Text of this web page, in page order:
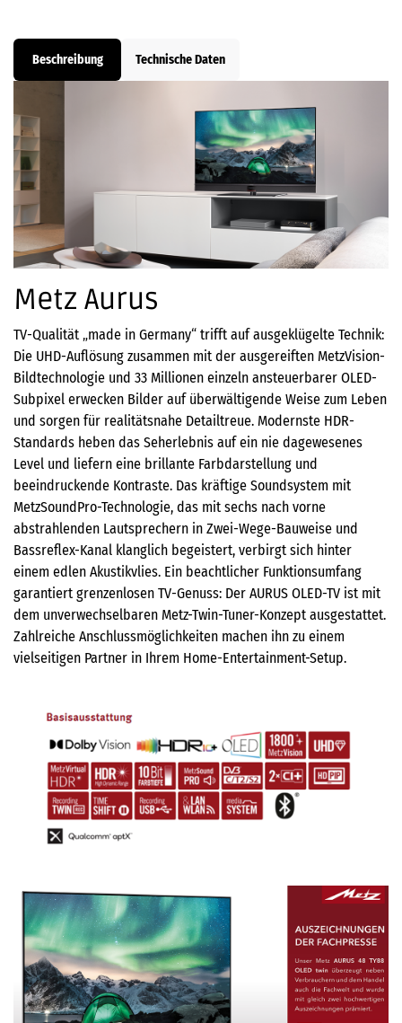
Beschreibung Technische Daten
Metz Aurus
TV-Qualität „made in Germany“ trifft auf ausgeklügelte Technik:
Die UHD-Auflösung zusammen mit der ausgereiften MetzVision-
Bildtechnologie und 33 Millionen einzeln ansteuerbarer OLED-
Subpixel erwecken Bilder auf überwältigende Weise zum Leben
und sorgen für realitätsnahe Detailtreue. Modernste HDR-
Standards heben das Seherlebnis auf ein nie dagewesenes
Level und liefern eine brillante Farbdarstellung und
beeindruckende Kontraste. Das kräftige Soundsystem mit
MetzSoundPro-Technologie, das mit sechs nach vorne
abstrahlenden Lautsprechern in Zwei-Wege-Bauweise und
Bassreflex-Kanal klanglich begeistert, verbirgt sich hinter
einem edlen Akustikvlies. Ein beachtlicher Funktionsumfang
garantiert grenzenlosen TV-Genuss: Der AURUS OLED-TV ist mit
dem unverwechselbaren Metz-Twin-Tuner-Konzept ausgestattet.
Zahlreiche Anschlussmöglichkeiten machen ihn zu einem
vielseitigen Partner in Ihrem Home-Entertainment-Setup.